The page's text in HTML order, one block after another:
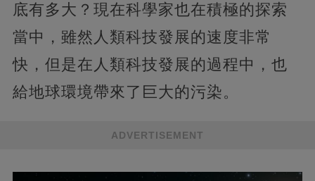
底有多大？現在科學家也在積極的探索
當中，雖然人類科技發展的速度非常
快，但是在人類科技發展的過程中，也
給地球環境帶來了巨大的污染。
ADVERTISEMENT